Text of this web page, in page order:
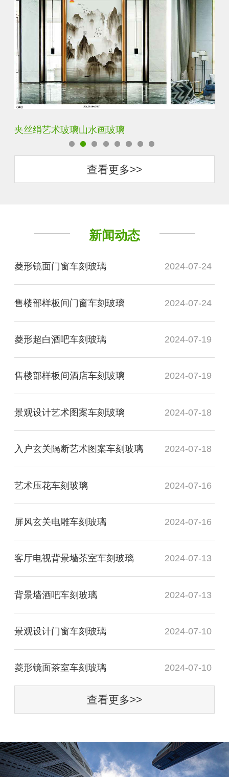
水默意境水墨山水画玻璃
查看更多>>
新闻动态
菱形镜面门窗车刻玻璃 2024-07-24
售楼部样板间门窗车刻玻璃 2024-07-24
菱形超白酒吧车刻玻璃 2024-07-19
售楼部样板间酒店车刻玻璃 2024-07-19
景观设计艺术图案车刻玻璃 2024-07-18
入户玄关隔断艺术图案车刻玻璃 2024-07-18
艺术压花车刻玻璃 2024-07-16
屏风玄关电雕车刻玻璃 2024-07-16
客厅电视背景墙茶室车刻玻璃 2024-07-13
背景墙酒吧车刻玻璃 2024-07-13
景观设计门窗车刻玻璃 2024-07-10
菱形镜面茶室车刻玻璃 2024-07-10
查看更多>>